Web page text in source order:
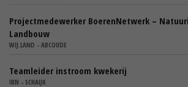
Projectmedewerker BoerenNetwerk –
Landbouw
WIJ.LAND - ABCOUDE
Teamleider instroom kwekerij
IBN - SCHAIJK